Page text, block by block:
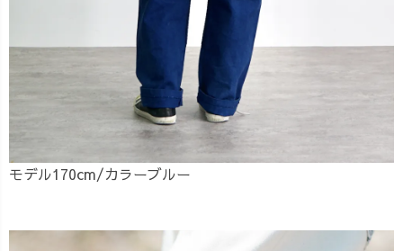
モデル170cm/カラーブルー